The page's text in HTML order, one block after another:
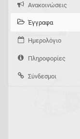
Ανακοινώσεις
Έγγραφα
Ημερολόγιο
Πληροφορίες
Σύνδεσμοι